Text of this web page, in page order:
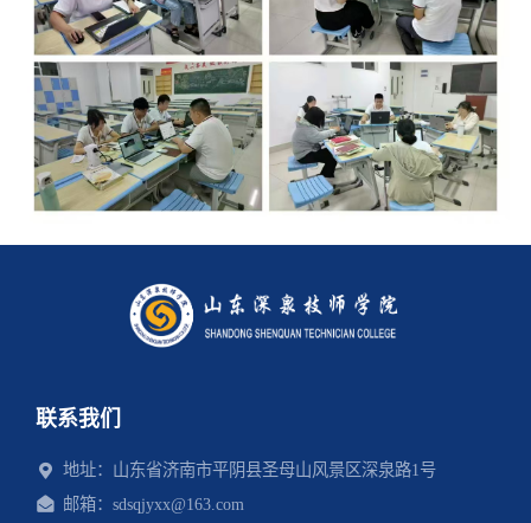
联系我们
地址：山东省济南市平阴县圣母山风景区深泉路1号
邮箱：sdsqjyxx@163.com